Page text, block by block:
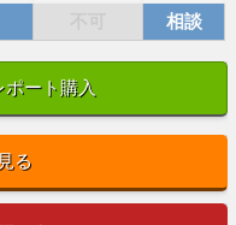
相談
ート購入
る